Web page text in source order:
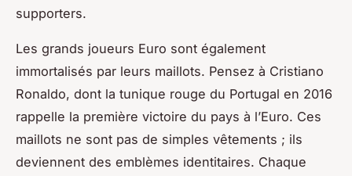
supporters.
Les grands joueurs Euro sont également
immortalisés par leurs maillots. Pensez à Cristiano
Ronaldo, dont la tunique rouge du Portugal en 2016
rappelle la première victoire du pays à l’Euro. Ces
maillots ne sont pas de simples vêtements ; ils
deviennent des emblèmes identitaires. Chaque